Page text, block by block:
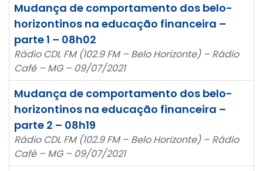
Mudança de comportamento dos belo-
horizontinos na educação financeira –
parte 1 – 08h02
Rádio CDL FM (102.9 FM – Belo Horizonte) – Rádio
Café – MG – 09/07/2021
Mudança de comportamento dos belo-
horizontinos na educação financeira –
parte 2 – 08h19
Rádio CDL FM (102.9 FM – Belo Horizonte) – Rádio
Café – MG – 09/07/2021